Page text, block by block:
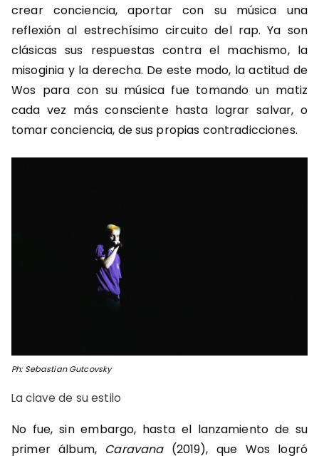
crear conciencia, aportar con su música una
reflexión al estrechísimo circuito del rap. Ya son
clásicas sus respuestas contra el machismo, la
misoginia y la derecha. De este modo, la actitud de
Wos para con su música fue tomando un matiz
cada vez más consciente hasta lograr salvar, o
tomar conciencia, de sus propias contradicciones.
Ph: Sebastian Gutcovsky
La clave de su estilo
No fue, sin embargo, hasta el lanzamiento de su
primer álbum, Caravana(2019), que Wos logró